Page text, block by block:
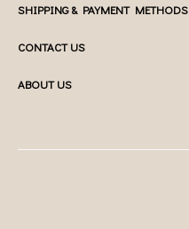
SHIPPING & PAYMENT METHODS
CONTACT US
ABOUT US